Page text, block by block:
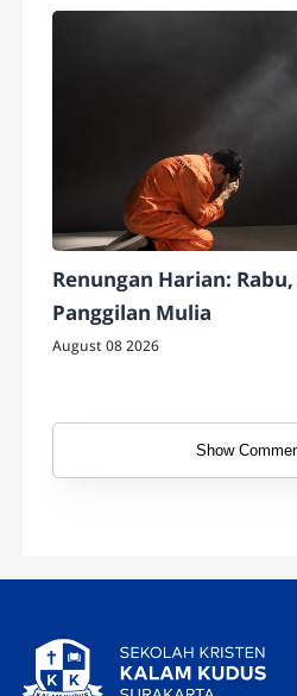
Renungan Harian:
Panggilan Mulia
August 08 2026
Show